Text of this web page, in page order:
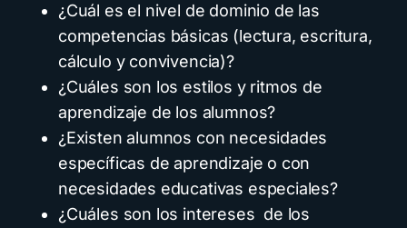
¿Cuál es el nivel de dominio de las
competencias básicas (lectura, escritura,
cálculo y convivencia)?
¿Cuáles son los estilos y ritmos de
aprendizaje de los alumnos?
¿Existen alumnos con necesidades
específicas de aprendizaje o con
necesidades educativas especiales?
¿Cuáles son los intereses de los